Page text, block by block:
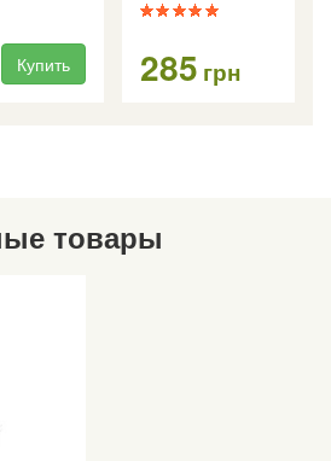
Купить 285 грн
товары